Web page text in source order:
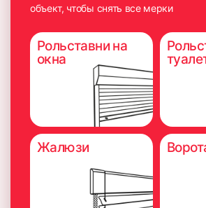
объект, чтобы снять все мерки
Рольставни на
окна
Жалюзи